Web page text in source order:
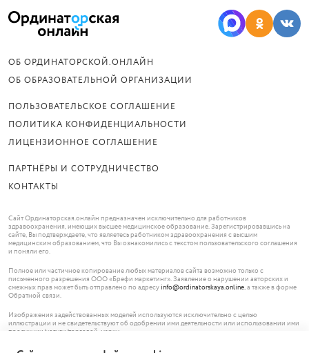
ОБ ОРДИНАТОРСКОЙ.ОНЛАЙН
ОБ ОБРАЗОВАТЕЛЬНОЙ ОРГАНИЗАЦИИ
ПОЛЬЗОВАТЕЛЬСКОЕ СОГЛАШЕНИЕ
ПОЛИТИКА КОНФИДЕНЦИАЛЬНОСТИ
ЛИЦЕНЗИОННОЕ СОГЛАШЕНИЕ
ПАРТНЁРЫ И СОТРУДНИЧЕСТВО
КОНТАКТЫ
Сайт Ординаторская.онлайн предназначен исключительно для работников
здравоохранения, имеющих высшее медицинское образование. Зарегистрировавшись на
сайте, Вы подтверждаете, что являетесь работником здравоохранения с высшим
медицинским образованием, что Вы ознакомились с текстом пользовательского соглашения
и поняли его.
Полное или частичное копирование любых материалов сайта возможно только с
письменного разрешения ООО «Брефи маркетинг». Заявление о нарушении авторских и
смежных прав может быть отправлено по адресу info@ordinatorskaya.online, а также в форме
Обратной связи.
Изображения задействованных моделей используются исключительно с целью
иллюстрации и не свидетельствуют об одобрении ими деятельности или использовании ими
продукции/услуги/торговой марки.